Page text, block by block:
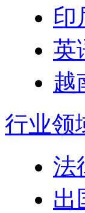
印
英
越
行业领
法
出